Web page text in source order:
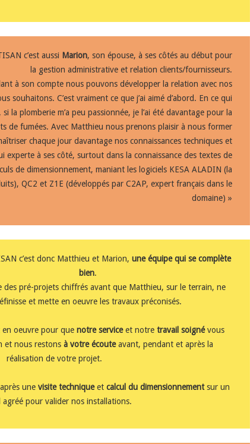
c’est aussi Marion, son épouse, à ses côtés au début pour
la gestion administrative et relation clients/fournisseurs.
à son compte nous pouvons développer la relation avec nos
souhaitons. C’est vraiment ce que j’ai aimé d’abord. En ce qui
la plomberie m’a peu passionnée, je l’ai été davantage pour la
de fumées. Avec Matthieu nous prenons plaisir à nous former
chaque jour davantage nos connaissances techniques et
experte à ses côté, surtout dans la connaissance des textes de
de dimensionnement, maniant les logiciels KESA ALADIN (la
QC2 et Z1E (développés par C2AP, expert français dans le
domaine) »
c’est donc Matthieu et Marion,une équipe qui se complète
bien.
des pré-projets chiffrés avant que Matthieu, sur le terrain, ne
et mette en oeuvre les travaux préconisés.
oeuvre pour que notre serviceet notre travail soignévous
et nous restons à votre écouteavant, pendant et après la
réalisation de votre projet.
unevisite techniqueet calcul du dimensionnementsur un
agréé pour valider nos installations.